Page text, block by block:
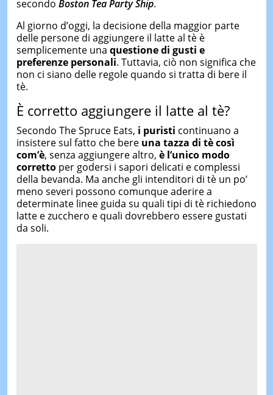
secondo Boston Tea Party Ship.
Al giorno d’oggi, la decisione della maggior parte
delle persone di aggiungere il latte al tè è
semplicemente una questione di gusti e
preferenze personali. Tuttavia, ciò non significa che
non ci siano delle regole quando si tratta di bere il
tè.
È corretto aggiungere il latte al tè?
Secondo The Spruce Eats, i puristi continuano a
insistere sul fatto che bere una tazza di tè così
com’è, senza aggiungere altro, è l’unico modo
correttoper godersi i sapori delicati e complessi
della bevanda. Ma anche gli intenditori di tè un po’
meno severi possono comunque aderire a
determinate linee guida su quali tipi di tè richiedono
latte e zucchero e quali dovrebbero essere gustati
da soli.